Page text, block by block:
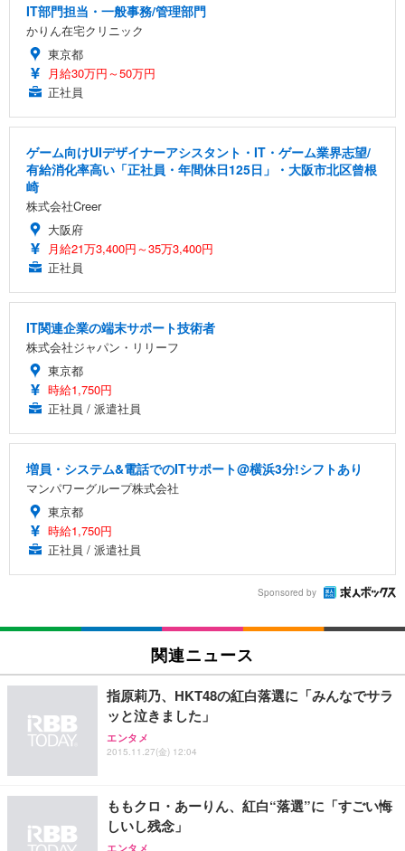
IT部門担当・一般事務/管理部門
かりん在宅クリニック
東京都
月給30万円～50万円
正社員
ゲーム向けUIデザイナーアシスタント・IT・ゲーム業界志望/
有給消化率高い「正社員・年間休日125日」・大阪市北区曾根
崎
株式会社Creer
大阪府
月給21万3,400円～35万3,400円
正社員
IT関連企業の端末サポート技術者
株式会社ジャパン・リリーフ
東京都
時給1,750円
正社員 / 派遣社員
増員・システム&電話でのITサポート@横浜3分!シフトあり
マンパワーグループ株式会社
東京都
時給1,750円
正社員 / 派遣社員
Sponsored by
関連ニュース
指原莉乃、HKT48の紅白落選に「みんなでサラ
ッと泣きました」
エンタメ
2015.11.27(金) 12:04
ももクロ・あーりん、紅白“落選”に「すごい悔
しいし残念」
エンタメ